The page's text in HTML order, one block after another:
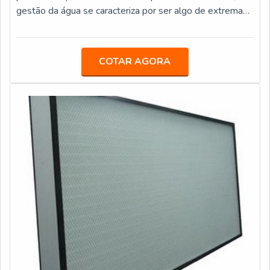
companhia é formada por engenheiros, químicos e
técnicos especializados.Além disso, possui parceria com
os principais fabricantes de produtos e tecnologias
sustentáveis do mercado. Para saber mais sobre seus
diferenciais, entre em contato com a empresa, que
possui sede instalada na capital paulista, mas atende
gestão da água se caracteriza por ser algo de extrema
necessidade da aplicação do filtro de água para indústria.
Retrolaváveis; Autolimpantes; Do tipo cesto; Laváveis;
Automáticos; Entre outros.O PRODUTO GARANTE
DIVERSAS VANTAGENSTodos eles garantem um grau
de limpeza definido, mas, acima desta condição, também
é possível concluir que, quando a sujidade é extrema e
se dá em condições particularmente severas, os filtros
proporcionam melhores resultados em qualquer área de
aplicação.Tirando-se como base os filtros automáticos,
por exemplo, pode-se afirmar que, para utilizá-los de
maneira assertiva, não são necessárias interrupções
regulares para manutenção ou limpeza. Isso porque eles
normalmente dispõem de uma retrolavagem integrada.
Ou seja, eles são ideais para a utilização em sistemas
que precisam ser operados de forma completamente
COTAR AGORA